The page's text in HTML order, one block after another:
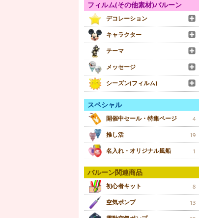
フィルム(その他素材)バルーン
デコレーション
キャラクター
テーマ
メッセージ
シーズン(フィルム)
スペシャル
開催中セール・特集ページ 4
推し活 19
名入れ・オリジナル風船 1
バルーン関連商品
初心者キット 8
空気ポンプ 13